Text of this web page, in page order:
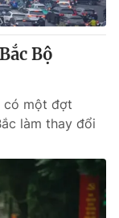
Bộ
có một đợt
làm thay đổi